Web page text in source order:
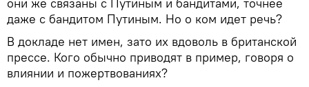
они же связаны с Путиным и бандитами, точнее
даже с бандитом Путиным. Но о ком идет речь?
В докладе нет имен, зато их вдоволь в британской
прессе. Кого обычно приводят в пример, говоря о
влиянии и пожертвованиях?